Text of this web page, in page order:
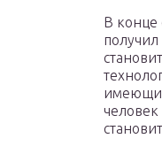
В конце